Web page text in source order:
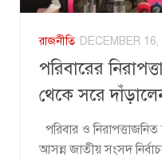
রাজনীতি DECEMBER
পরিবারের
থেকে সরে
পরিবার ও
আসন্ন জাতীয় সংসদ